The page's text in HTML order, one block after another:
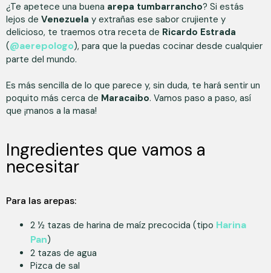
¿Te apetece una buena arepa tumbarrancho? Si estás
lejos de Venezuela y extrañas ese sabor crujiente y
delicioso, te traemos otra receta de Ricardo Estrada
(@aerepologo), para que la puedas cocinar desde cualquier
parte del mundo.
Es más sencilla de lo que parece y, sin duda, te hará sentir un
poquito más cerca de Maracaibo. Vamos paso a paso, así
que ¡manos a la masa!
Ingredientes que vamos a
necesitar
Para las arepas:
2 ½ tazas de harina de maíz precocida (tipo Harina
Pan)
2 tazas de agua
Pizca de sal